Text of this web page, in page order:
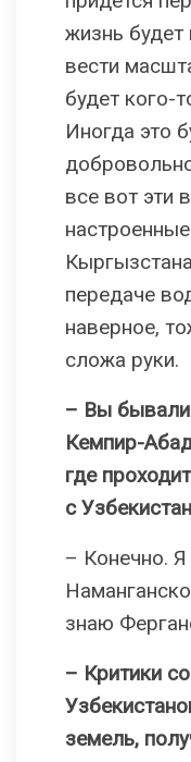
жизнь будет
вести
будет кого-
Иногда это
все вот эти
передаче
наверное,
сложа руки.
– Вы бывали
Кемпир-
где
с
– Конечно.
знаю
– Критики
земель,